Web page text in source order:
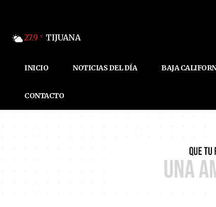
27.9 C TIJUANA
INICIO NOTICIAS DEL DÍA BAJA
CONTACTO